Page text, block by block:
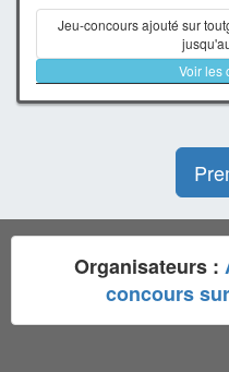
Jeu-concours ajouté sur
Voir les
Organisateurs :
concours